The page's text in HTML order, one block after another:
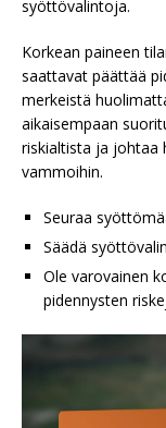
syöttövalintoja.
Korkean paineen
saattavat päättää
merkeistä
aikaisempaan
riskialtista ja johtaa
vammoihin.
Seuraa
Säädä
Ole varovainen
pidennysten